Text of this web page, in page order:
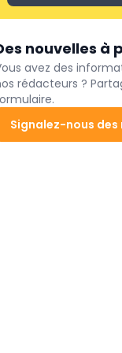
nouvelles à
avez des
rédacteurs ?
Signalez-nous des